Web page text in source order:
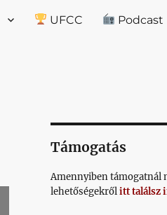
UFCC Podcast
Támogatás
Amennyiben támogatnál
lehetőségekrőlitt találsz